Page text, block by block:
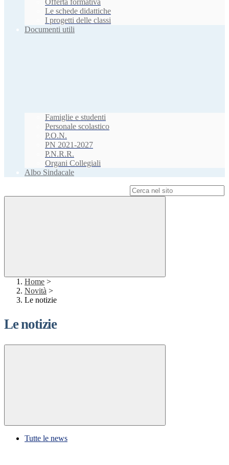
Offerta formativa
Le schede didattiche
I progetti delle classi
Documenti utili
Famiglie e studenti
Personale scolastico
P.O.N.
PN 2021-2027
P.N.R.R.
Organi Collegiali
Albo Sindacale
Home >
Novità >
Le notizie
Le notizie
Tutte le news